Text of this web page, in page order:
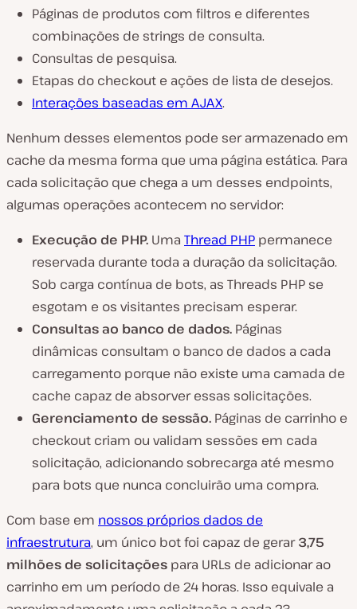
Páginas de produtos com filtros e diferentes
combinações de strings de consulta.
Consultas de pesquisa.
Etapas do checkout e ações de lista de desejos.
Interações baseadas em AJAX.
Nenhum desses elementos pode ser armazenado em
cache da mesma forma que uma página estática. Para
cada solicitação que chega a um desses endpoints,
algumas operações acontecem no servidor:
Execução de PHP. Uma Thread PHP permanece
reservada durante toda a duração da solicitação.
Sob carga contínua de bots, as Threads PHP se
esgotam e os visitantes precisam esperar.
Consultas ao banco de dados. Páginas
dinâmicas consultam o banco de dados a cada
carregamento porque não existe uma camada de
cache capaz de absorver essas solicitações.
Gerenciamento de sessão. Páginas de carrinho e
checkout criam ou validam sessões em cada
solicitação, adicionando sobrecarga até mesmo
para bots que nunca concluirão uma compra.
Com base em nossos próprios dados de
infraestrutura, um único bot foi capaz de gerar3,75
milhões de solicitações para URLs de adicionar ao
carrinho em um período de 24 horas. Isso equivale a